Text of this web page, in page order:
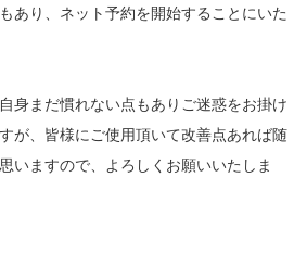
あり、ネット予約を開始することにいた
身まだ慣れない点もありご迷惑をお掛け
が、皆様にご使用頂いて改善点あれば随
いますので、よろしくお願いいたしま